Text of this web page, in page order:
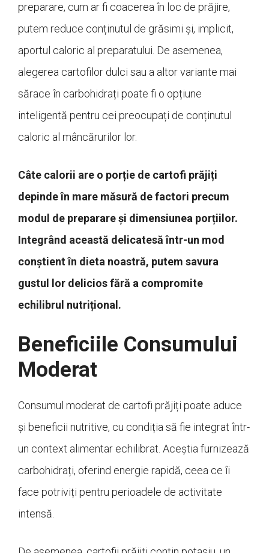
preparare, cum ar fi coacerea în loc de prăjire,
putem reduce conținutul de grăsimi și, implicit,
aportul caloric al preparatului. De asemenea,
alegerea cartofilor dulci sau a altor variante mai
sărace în carbohidrați poate fi o opțiune
inteligentă pentru cei preocupați de conținutul
caloric al mâncărurilor lor.
Câte calorii are o porție de cartofi prăjiți
depinde în mare măsură de factori precum
modul de preparare și dimensiunea porțiilor.
Integrând această delicatesă într-un mod
conștient în dieta noastră, putem savura
gustul lor delicios fără a compromite
echilibrul nutrițional.
Beneficiile Consumului
Moderat
Consumul moderat de cartofi prăjiți poate aduce
și beneficii nutritive, cu condiția să fie integrat într-
un context alimentar echilibrat. Aceștia furnizează
carbohidrați, oferind energie rapidă, ceea ce îi
face potriviți pentru perioadele de activitate
intensă.